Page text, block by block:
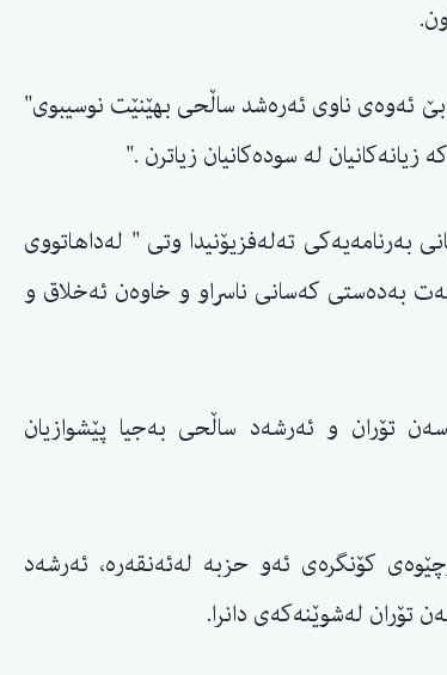
ئەوەی ناوی ئەرەشد ساڵحی بهێنێت نوسیبوی"
لە سودەكانیان زیاترن ."
بەرنامەیەكی تەلەفزیۆنیدا وتی " لەداهاتووی
بەدەستی كەسانی ناسراو و خاوەن ئەخلاق و
تۆران و ئەرشەد ساڵحی بەجیا پێشوازیان
كۆنگره‌ی ئه‌و حزبه‌ له‌ئه‌نقه‌ره‌، ئەرشەد
له‌شوێنه‌كه‌ی دانرا.